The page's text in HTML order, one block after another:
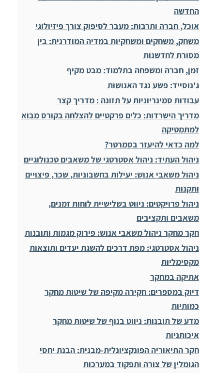
החדשה
אוכל, חברה ותרבות: מעבר לסיפוק צורך פיזיולוגי
משחק, משחקים ומשחקיות במדיה המודרנית: בין
מסורת לחדשנות
זמן, חברה ומשפחה בתלמוד: מבט מקיף
ג'נוסייד: פשע נגד האנושות
עבודות סמינריוניות על תזונה : מדריך קצר
מדריך הישרדות: כלים פרקטיים להצלחה בקורס מבוא
למתמטיקה
למה כדאי להיעזר בסמרטר?
ניהול העתיד: ניהול אסטרטגי של משאבים טכנולוגיים
ניהול משאבי אנוש: יעילות בחשבוניות, שכר, פיצויים
ותקנות
ניהול פרויקטים: ניווט בשלישיית לוחות זמנים,
משאבים ותקציבים
חקר מחקר ניהול משאבי אנוש: פירוק מגמות ותובנות
ניהול אסטרטגי: מפת דרכים להשגת יעדים ותוצאות
מקסימליות
אתיקה במחקר
דיוק במספרים: חקירה מקיפה של שיטות מחקר
כמותיות
מדע של תובנות: ניווט בנוף של שיטות מחקר
איכותניות
חקר התיאוריה הפונקציונלית-מבנית: הבנת יחסי
הגומלין של צורה ותפקוד במערכות